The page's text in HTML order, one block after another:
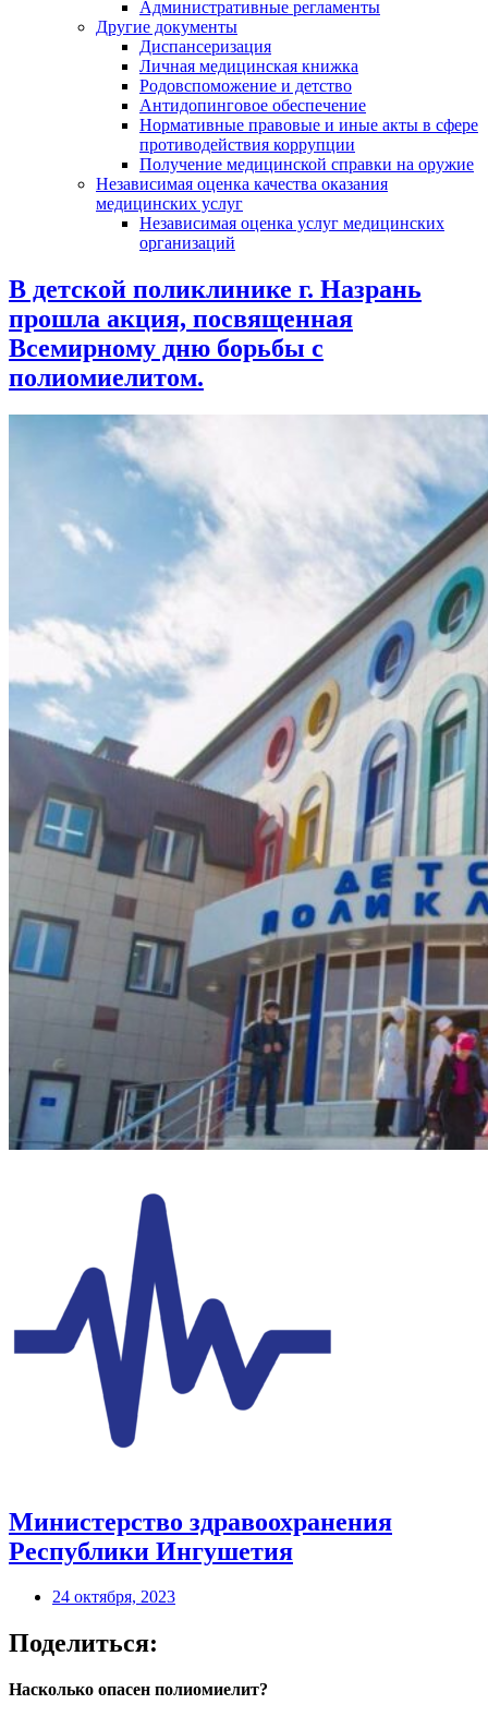
Административные регламенты
Другие документы
Диспансеризация
Личная медицинская книжка
Родовспоможение и детство
Антидопинговое обеспечение
Нормативные правовые и иные акты в сфере
противодействия коррупции
Получение медицинской справки на оружие
Независимая оценка качества оказания
медицинских услуг
Независимая оценка услуг медицинскиx
организаций
В детской поликлинике г. Назрань
прошла акция, посвященная
Всемирному дню борьбы с
полиомиелитом.
Министерство здравоохранения
Республики Ингушетия
24 октября, 2023
Поделиться:
Насколько опасен полиомиелит?